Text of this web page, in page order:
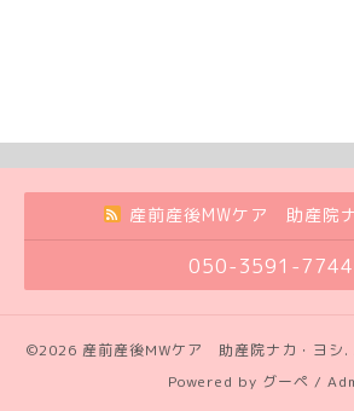
産前産後MWケア 助産院
050-3591-7744
©2026 産前産後MWケア 助産院ナカ・ヨシ.
Powered by グーペ /